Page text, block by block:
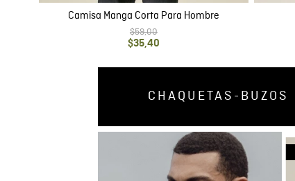
Camisa Manga Corta Para Hombre
$59,00
$35,40
CHAQUETAS-BUZOS